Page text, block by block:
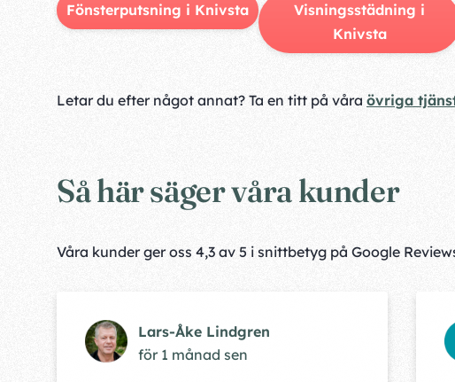
Fönsterputsning i Knivsta
Visningsstädning i
Knivsta
Letar du efter något annat? Ta en titt på våra övriga
Så här säger våra kunder
Våra kunder ger oss 4,3 av 5 i snittbetyg på Google
Lars-Åke Lindgren
för 1 månad sen